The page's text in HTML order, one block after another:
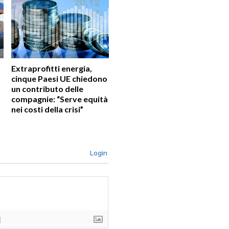
Extraprofitti energia,
cinque Paesi UE chiedono
un contributo delle
compagnie: “Serve equità
nei costi della crisi”
Login